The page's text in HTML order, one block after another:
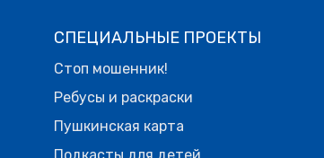
СПЕЦИАЛЬНЫЕ ПРОЕКТЫ
Стоп мошенник!
Ребусы и раскраски
Пушкинская карта